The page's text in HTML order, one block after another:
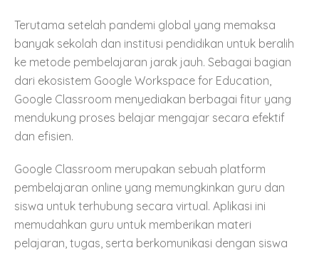
Terutama setelah pandemi global yang memaksa
banyak sekolah dan institusi pendidikan untuk beralih
ke metode pembelajaran jarak jauh. Sebagai bagian
dari ekosistem Google Workspace for Education,
Google Classroom menyediakan berbagai fitur yang
mendukung proses belajar mengajar secara efektif
dan efisien.
Google Classroom merupakan sebuah platform
pembelajaran online yang memungkinkan guru dan
siswa untuk terhubung secara virtual. Aplikasi ini
memudahkan guru untuk memberikan materi
pelajaran, tugas, serta berkomunikasi dengan siswa